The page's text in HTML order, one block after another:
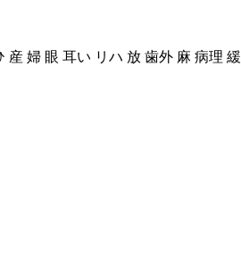
婦 眼 耳い リハ 放 歯外 麻 病理